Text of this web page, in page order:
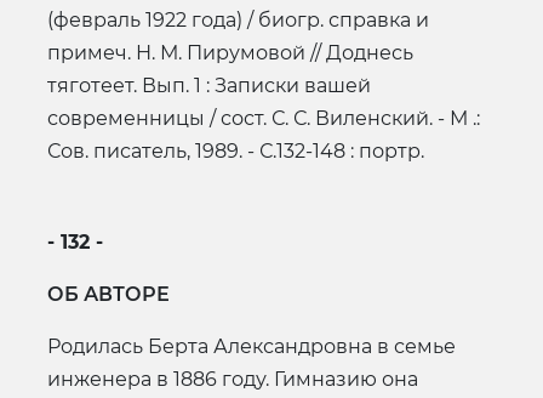
(февраль 1922 года) / биогр. справка и
примеч. Н. М. Пирумовой // Доднесь
тяготеет. Вып. 1 : Записки вашей
современницы / сост. С. С. Виленский. - М .:
Сов. писатель, 1989. - С.132-148 : портр.
- 132 -
ОБ АВТОРЕ
Родилась Берта Александровна в семье
инженера в 1886 году. Гимназию она